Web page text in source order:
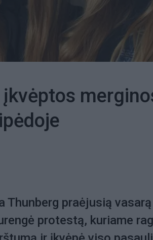
Thunberg praėjusią
protestą, kuriame